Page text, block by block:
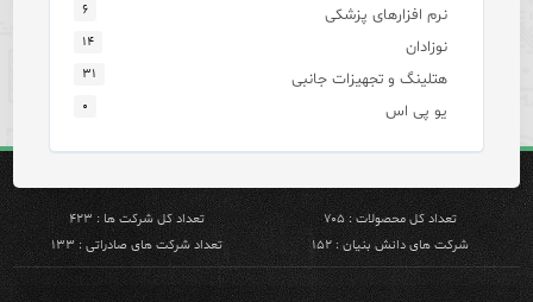
نرم افزارهای پزشکی ۶
نوزادان ۱۴
هتلینگ و تجهیزات جانبی ۳۱
یو پی اس ۰
تعداد کل محصولات : ۷۰۵
تعداد کل شرکت ها : ۴۲۳
شرکت های دانش بنیان : ۱۵۲
تعداد شرکت های صادراتی : ۱۳۳